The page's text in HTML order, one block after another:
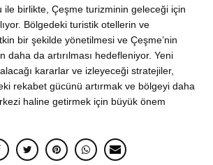
ile birlikte, Çeşme turizminin geleceği için
Bölgedeki turistik otellerin ve
bir şekilde yönetilmesi ve Çeşme’nin
daha da artırılması hedefleniyor. Yeni
kararlar ve izleyeceği stratejiler,
rekabet gücünü artırmak ve bölgeyi daha
haline getirmek için büyük önem